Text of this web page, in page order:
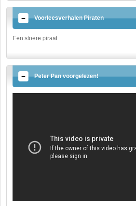
Voorleesverhalen Piraten
Een stoere piraat
Peter Pan voorgelezen!